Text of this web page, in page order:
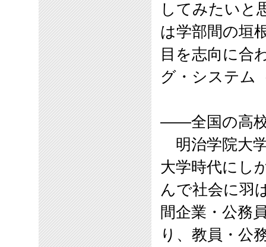
してみたいと
は学部間の垣
目を志向に合
グ・システム
――全国の高校
明治学院大
大学時代にし
んで社会に羽
間企業・公務
り、教員・公